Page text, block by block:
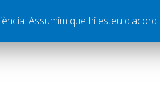
Publicitat Contacte
Assumim que hi esteu